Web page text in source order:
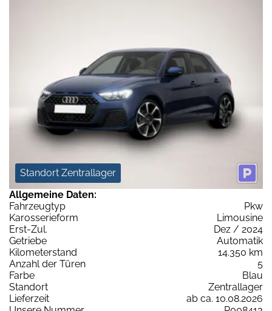
Standort Zentrallager
Allgemeine Daten:
Fahrzeugtyp
Pkw
Karosserieform
Limousine
Erst-Zul.
Dez / 2024
Getriebe
Automatik
Kilometerstand
14.350 km
Anzahl der Türen
5
Farbe
Blau
Standort
Zentrallager
Lieferzeit
ab ca. 10.08.2026